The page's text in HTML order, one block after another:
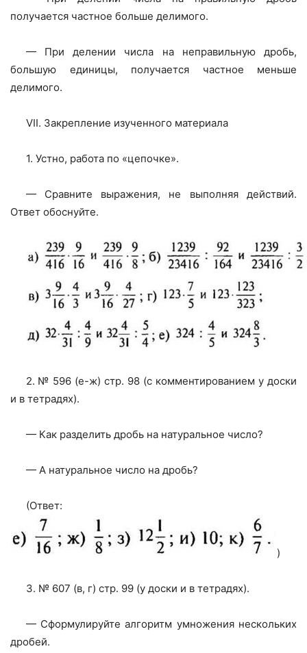
получается частное больше делимого.
— При делении числа на неправильную дробь,
большую единицы, получается частное меньше
делимого.
VII. Закрепление изученного материала
1. Устно, работа по «цепочке».
— Сравните выражения, не выполняя действий.
Ответ обоснуйте.
2. № 596 (е-ж) стр. 98 (с комментированием у доски
и в тетрадях).
— Как разделить дробь на натуральное число?
— А натуральное число на дробь?
(Ответ:
)
3. № 607 (в, г) стр. 99 (у доски и в тетрадях).
— Сформулируйте алгоритм умножения нескольких
дробей.